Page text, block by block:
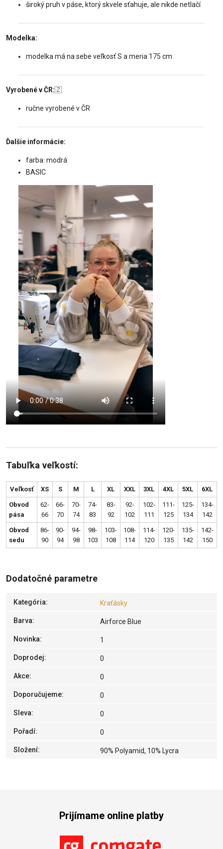
široký pruh v páse, ktorý skvele sťahuje, ale nikde netlačí
Modelka:
modelka má na sebe veľkosť S a meria 175 cm
Vyrobené v ČR:🇿
ručne vyrobené v ČR
Ďalšie informácie:
farba: modrá
BASIC
Tabuľka veľkostí:
Veľkosť XS S M L XL XXL 3XL 4XL 5XL 6XL
Obvod
pása
62-
66
66-
70
70-
74
74-
83
83-
92
92-
102
102-
111
111-
125
125-
134
134-
142
Obvod
sedu
86-
90
90-
94
94-
98
98-
103
103-
108
108-
114
114-
120
120-
135
135-
142
142-
150
Dodatočné parametre
Kategória: Kraťásky
Barva: Airforce Blue
Novinka: 1
Doprodej: 0
Akce: 0
Doporučujeme: 0
Sleva: 0
Pořadí: 0
Složení: 90% Polyamid, 10% Lycra
Prijímame online platby